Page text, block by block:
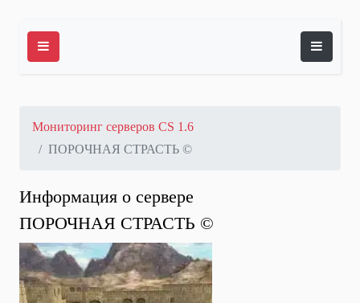
Мониторинг серверов CS 1.6
ПОРОЧНАЯ СТРАСТЬ ©
Информация о сервере
ПОРОЧНАЯ СТРАСТЬ ©